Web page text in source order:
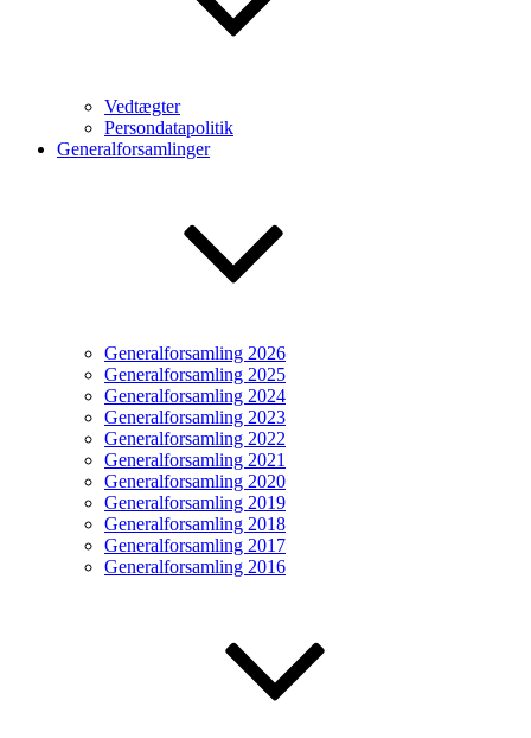
Vedtægter
Persondatapolitik
Generalforsamlinger
Generalforsamling 2026
Generalforsamling 2025
Generalforsamling 2024
Generalforsamling 2023
Generalforsamling 2022
Generalforsamling 2021
Generalforsamling 2020
Generalforsamling 2019
Generalforsamling 2018
Generalforsamling 2017
Generalforsamling 2016